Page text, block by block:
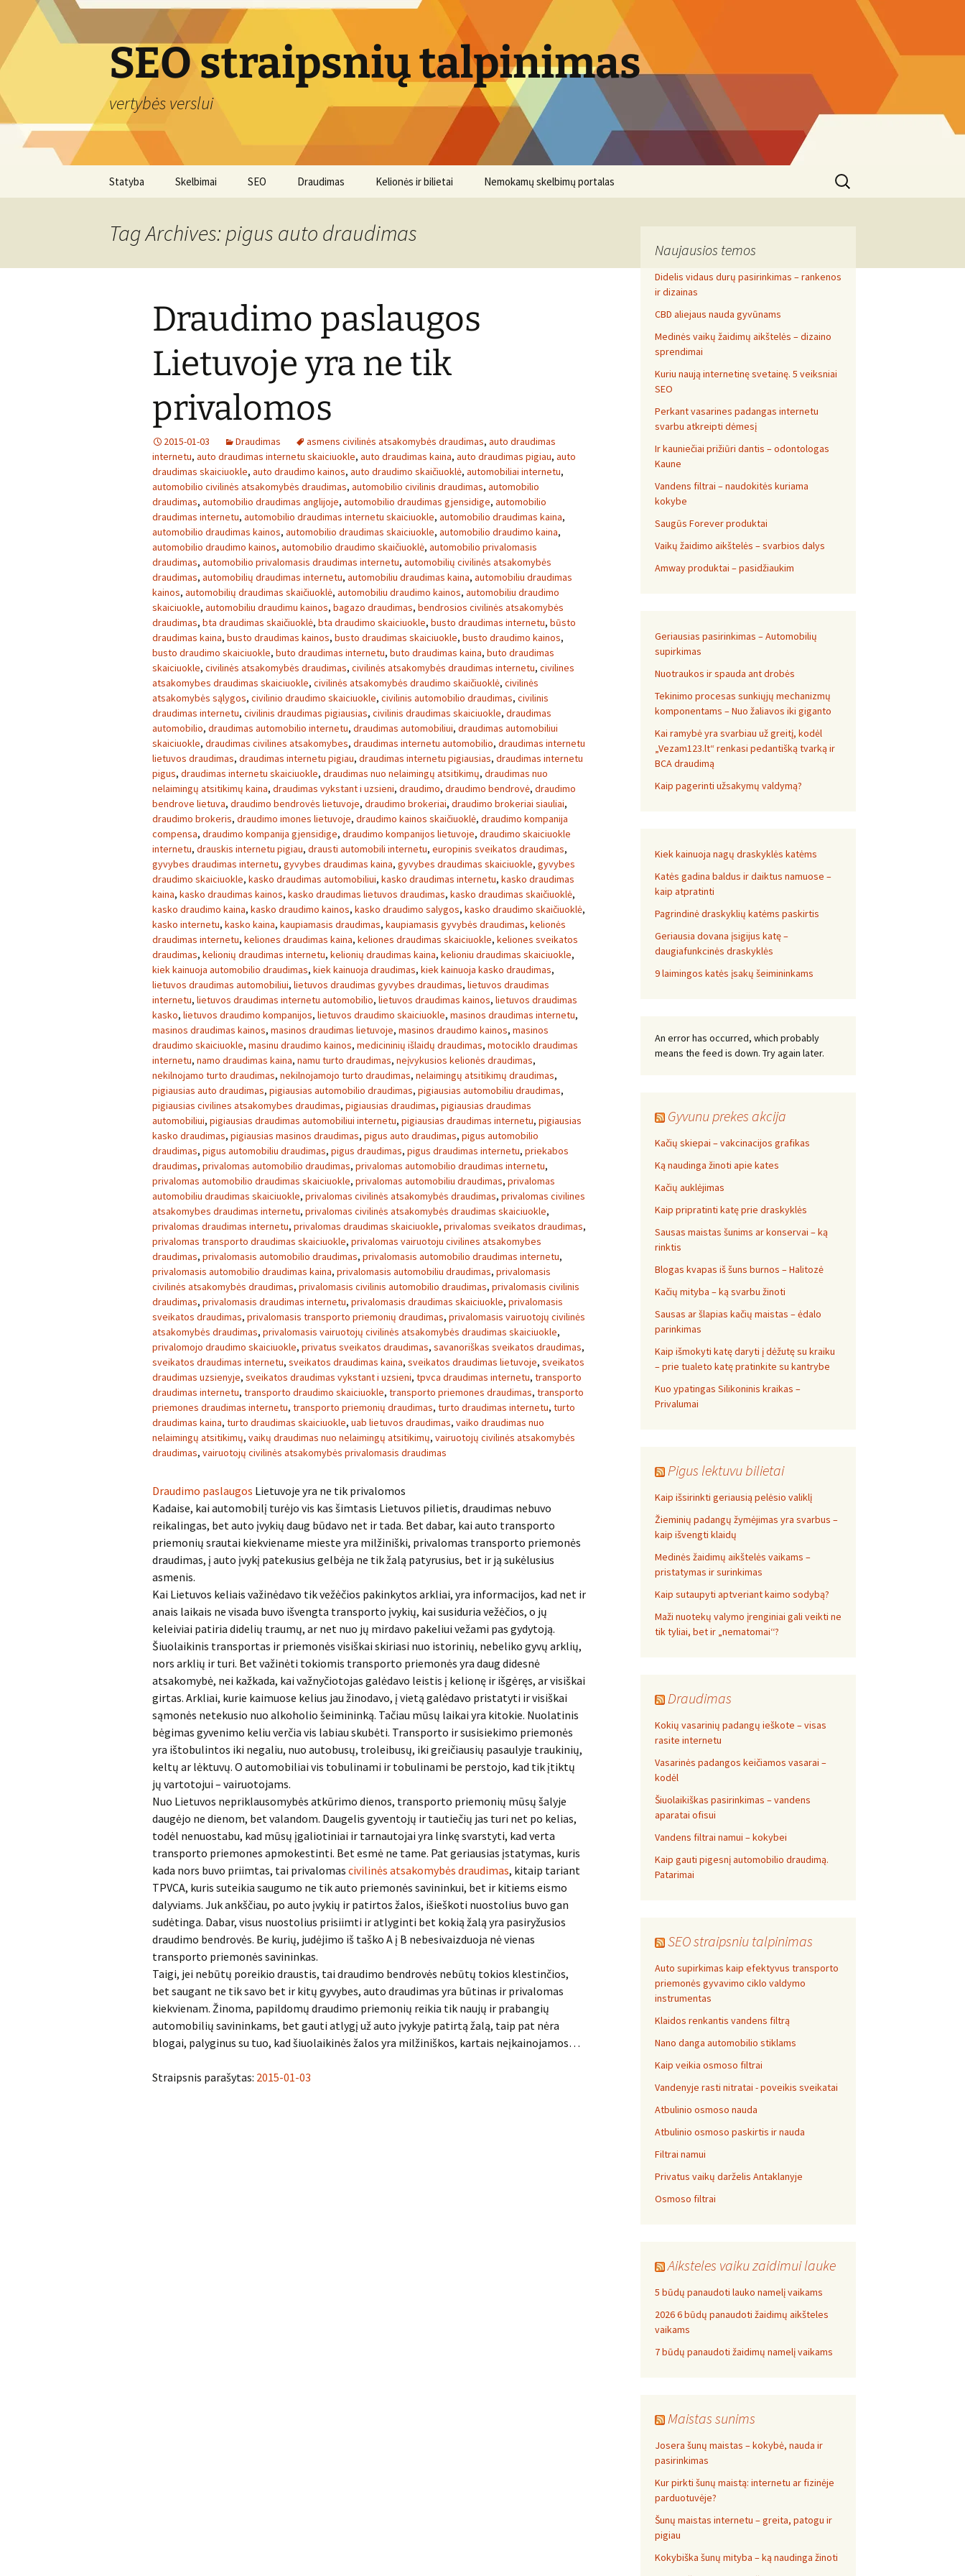
content
SEO straipsnių talpinimas
vertybės verslui
Statyba Skelbimai SEO Draudimas Kelionės ir bilietai Nemokamų skelbimų portalas
Search
for:
Tag Archives: pigus auto draudimas
Draudimo paslaugos
Lietuvoje yra ne tik
privalomos
2015-01-03 Draudimas asmens civilinės atsakomybės draudimas, auto draudimas
internetu, auto draudimas internetu skaiciuokle, auto draudimas kaina, auto draudimas pigiau, auto
draudimas skaiciuokle, auto draudimo kainos, auto draudimo skaičiuoklė, automobiliai internetu,
automobilio civilinės atsakomybės draudimas, automobilio civilinis draudimas, automobilio
draudimas, automobilio draudimas anglijoje, automobilio draudimas gjensidige, automobilio
draudimas internetu, automobilio draudimas internetu skaiciuokle, automobilio draudimas kaina,
automobilio draudimas kainos, automobilio draudimas skaiciuokle, automobilio draudimo kaina,
automobilio draudimo kainos, automobilio draudimo skaičiuoklė, automobilio privalomasis
draudimas, automobilio privalomasis draudimas internetu, automobilių civilinės atsakomybės
draudimas, automobilių draudimas internetu, automobiliu draudimas kaina, automobiliu draudimas
kainos, automobilių draudimas skaičiuoklė, automobiliu draudimo kainos, automobiliu draudimo
skaiciuokle, automobiliu draudimu kainos, bagazo draudimas, bendrosios civilinės atsakomybės
draudimas, bta draudimas skaičiuoklė, bta draudimo skaiciuokle, busto draudimas internetu, būsto
draudimas kaina, busto draudimas kainos, busto draudimas skaiciuokle, busto draudimo kainos,
busto draudimo skaiciuokle, buto draudimas internetu, buto draudimas kaina, buto draudimas
skaiciuokle, civilinės atsakomybės draudimas, civilinės atsakomybės draudimas internetu, civilines
atsakomybes draudimas skaiciuokle, civilinės atsakomybės draudimo skaičiuoklė, civilinės
atsakomybės sąlygos, civilinio draudimo skaiciuokle, civilinis automobilio draudimas, civilinis
draudimas internetu, civilinis draudimas pigiausias, civilinis draudimas skaiciuokle, draudimas
automobilio, draudimas automobilio internetu, draudimas automobiliui, draudimas automobiliui
skaiciuokle, draudimas civilines atsakomybes, draudimas internetu automobilio, draudimas internetu
lietuvos draudimas, draudimas internetu pigiau, draudimas internetu pigiausias, draudimas internetu
pigus, draudimas internetu skaiciuokle, draudimas nuo nelaimingų atsitikimų, draudimas nuo
nelaimingų atsitikimų kaina, draudimas vykstant i uzsieni, draudimo, draudimo bendrovė, draudimo
bendrove lietuva, draudimo bendrovės lietuvoje, draudimo brokeriai, draudimo brokeriai siauliai,
draudimo brokeris, draudimo imones lietuvoje, draudimo kainos skaičiuoklė, draudimo kompanija
compensa, draudimo kompanija gjensidige, draudimo kompanijos lietuvoje, draudimo skaiciuokle
internetu, drauskis internetu pigiau, drausti automobili internetu, europinis sveikatos draudimas,
gyvybes draudimas internetu, gyvybes draudimas kaina, gyvybes draudimas skaiciuokle, gyvybes
draudimo skaiciuokle, kasko draudimas automobiliui, kasko draudimas internetu, kasko draudimas
kaina, kasko draudimas kainos, kasko draudimas lietuvos draudimas, kasko draudimas skaičiuoklė,
kasko draudimo kaina, kasko draudimo kainos, kasko draudimo salygos, kasko draudimo skaičiuoklė,
kasko internetu, kasko kaina, kaupiamasis draudimas, kaupiamasis gyvybės draudimas, kelionės
draudimas internetu, keliones draudimas kaina, keliones draudimas skaiciuokle, keliones sveikatos
draudimas, kelionių draudimas internetu, kelionių draudimas kaina, kelioniu draudimas skaiciuokle,
kiek kainuoja automobilio draudimas, kiek kainuoja draudimas, kiek kainuoja kasko draudimas,
lietuvos draudimas automobiliui, lietuvos draudimas gyvybes draudimas, lietuvos draudimas
internetu, lietuvos draudimas internetu automobilio, lietuvos draudimas kainos, lietuvos draudimas
kasko, lietuvos draudimo kompanijos, lietuvos draudimo skaiciuokle, masinos draudimas internetu,
masinos draudimas kainos, masinos draudimas lietuvoje, masinos draudimo kainos, masinos
draudimo skaiciuokle, masinu draudimo kainos, medicininių išlaidų draudimas, motociklo draudimas
internetu, namo draudimas kaina, namu turto draudimas, neįvykusios kelionės draudimas,
nekilnojamo turto draudimas, nekilnojamojo turto draudimas, nelaimingų atsitikimų draudimas,
pigiausias auto draudimas, pigiausias automobilio draudimas, pigiausias automobiliu draudimas,
pigiausias civilines atsakomybes draudimas, pigiausias draudimas, pigiausias draudimas
automobiliui, pigiausias draudimas automobiliui internetu, pigiausias draudimas internetu, pigiausias
kasko draudimas, pigiausias masinos draudimas, pigus auto draudimas, pigus automobilio
draudimas, pigus automobiliu draudimas, pigus draudimas, pigus draudimas internetu, priekabos
draudimas, privalomas automobilio draudimas, privalomas automobilio draudimas internetu,
privalomas automobilio draudimas skaiciuokle, privalomas automobiliu draudimas, privalomas
automobiliu draudimas skaiciuokle, privalomas civilinės atsakomybės draudimas, privalomas civilines
atsakomybes draudimas internetu, privalomas civilinės atsakomybės draudimas skaiciuokle,
privalomas draudimas internetu, privalomas draudimas skaiciuokle, privalomas sveikatos draudimas,
privalomas transporto draudimas skaiciuokle, privalomas vairuotoju civilines atsakomybes
draudimas, privalomasis automobilio draudimas, privalomasis automobilio draudimas internetu,
privalomasis automobilio draudimas kaina, privalomasis automobiliu draudimas, privalomasis
civilinės atsakomybės draudimas, privalomasis civilinis automobilio draudimas, privalomasis civilinis
draudimas, privalomasis draudimas internetu, privalomasis draudimas skaiciuokle, privalomasis
sveikatos draudimas, privalomasis transporto priemonių draudimas, privalomasis vairuotojų civilinės
atsakomybės draudimas, privalomasis vairuotojų civilinės atsakomybės draudimas skaiciuokle,
privalomojo draudimo skaiciuokle, privatus sveikatos draudimas, savanoriškas sveikatos draudimas,
sveikatos draudimas internetu, sveikatos draudimas kaina, sveikatos draudimas lietuvoje, sveikatos
draudimas uzsienyje, sveikatos draudimas vykstant i uzsieni, tpvca draudimas internetu, transporto
draudimas internetu, transporto draudimo skaiciuokle, transporto priemones draudimas, transporto
priemones draudimas internetu, transporto priemonių draudimas, turto draudimas internetu, turto
draudimas kaina, turto draudimas skaiciuokle, uab lietuvos draudimas, vaiko draudimas nuo
nelaimingų atsitikimų, vaikų draudimas nuo nelaimingų atsitikimų, vairuotojų civilinės atsakomybės
draudimas, vairuotojų civilinės atsakomybės privalomasis draudimas
Draudimo paslaugos Lietuvoje yra ne tik privalomos
Kadaise, kai automobilį turėjo vis kas šimtasis Lietuvos pilietis, draudimas nebuvo
reikalingas, bet auto įvykių daug būdavo net ir tada. Bet dabar, kai auto transporto
priemonių srautai kiekviename mieste yra milžiniški, privalomas transporto priemonės
draudimas, į auto įvykį patekusius gelbėja ne tik žalą patyrusius, bet ir ją sukėlusius
asmenis.
Kai Lietuvos keliais važinėdavo tik vežėčios pakinkytos arkliai, yra informacijos, kad net ir
anais laikais ne visada buvo išvengta transporto įvykių, kai susiduria vežėčios, o jų
keleiviai patiria didelių traumų, ar net nuo jų mirdavo pakeliui vežami pas gydytoją.
Šiuolaikinis transportas ir priemonės visiškai skiriasi nuo istorinių, nebeliko gyvų arklių,
nors arklių ir turi. Bet važinėti tokiomis transporto priemonės yra daug didesnė
atsakomybė, nei kažkada, kai važnyčiotojas galėdavo leistis į kelionę ir išgėręs, ar visiškai
girtas. Arkliai, kurie kaimuose kelius jau žinodavo, į vietą galėdavo pristatyti ir visiškai
sąmonės netekusio nuo alkoholio šeimininką. Tačiau mūsų laikai yra kitokie. Nuolatinis
bėgimas gyvenimo keliu verčia vis labiau skubėti. Transporto ir susisiekimo priemonės
yra ištobulintos iki negaliu, nuo autobusų, troleibusų, iki greičiausių pasaulyje traukinių,
keltų ar lėktuvų. O automobiliai vis tobulinami ir tobulinami be perstojo, kad tik įtiktų
jų vartotojui – vairuotojams.
Nuo Lietuvos nepriklausomybės atkūrimo dienos, transporto priemonių mūsų šalyje
daugėjo ne dienom, bet valandom. Daugelis gyventojų ir tautiečių jas turi net po kelias,
todėl nenuostabu, kad mūsų įgaliotiniai ir tarnautojai yra linkę svarstyti, kad verta
transporto priemones apmokestinti. Bet esmė ne tame. Pat geriausias įstatymas, kuris
kada nors buvo priimtas, tai privalomas civilinės atsakomybės draudimas, kitaip tariant
TPVCA, kuris suteikia saugumo ne tik auto priemonės savininkui, bet ir kitiems eismo
dalyviams. Juk ankščiau, po auto įvykių ir patirtos žalos, išieškoti nuostolius buvo gan
sudėtinga. Dabar, visus nuostolius prisiimti ir atlyginti bet kokią žalą yra pasiryžusios
draudimo bendrovės. Be kurių, judėjimo iš taško A į B nebesivaizduoja nė vienas
transporto priemonės savininkas.
Taigi, jei nebūtų poreikio draustis, tai draudimo bendrovės nebūtų tokios klestinčios,
bet saugant ne tik savo bet ir kitų gyvybes, auto draudimas yra būtinas ir privalomas
kiekvienam. Žinoma, papildomų draudimo priemonių reikia tik naujų ir prabangių
automobilių savininkams, bet gauti atlygį už auto įvykyje patirtą žalą, taip pat nėra
blogai, palyginus su tuo, kad šiuolaikinės žalos yra milžiniškos, kartais neįkainojamos…
Straipsnis parašytas: 2015-01-03
Naujausios temos
Didelis vidaus durų pasirinkimas – rankenos
ir dizainas
CBD aliejaus nauda gyvūnams
Medinės vaikų žaidimų aikštelės – dizaino
sprendimai
Kuriu naują internetinę svetainę. 5 veiksniai
SEO
Perkant vasarines padangas internetu
svarbu atkreipti dėmesį
Ir kauniečiai prižiūri dantis – odontologas
Kaune
Vandens filtrai – naudokitės kuriama
kokybe
Saugūs Forever produktai
Vaikų žaidimo aikštelės – svarbios dalys
Amway produktai – pasidžiaukim
Geriausias pasirinkimas – Automobilių
supirkimas
Nuotraukos ir spauda ant drobės
Tekinimo procesas sunkiųjų mechanizmų
komponentams – Nuo žaliavos iki giganto
Kai ramybė yra svarbiau už greitį, kodėl
„Vezam123.lt“ renkasi pedantišką tvarką ir
BCA draudimą
Kaip pagerinti užsakymų valdymą?
Kiek kainuoja nagų draskyklės katėms
Katės gadina baldus ir daiktus namuose –
kaip atpratinti
Pagrindinė draskyklių katėms paskirtis
Geriausia dovana įsigijus katę –
daugiafunkcinės draskyklės
9 laimingos katės įsakų šeimininkams
An error has occurred, which probably
means the feed is down. Try again later.
Gyvunu prekes akcija
Kačių skiepai – vakcinacijos grafikas
Ką naudinga žinoti apie kates
Kačių auklėjimas
Kaip pripratinti katę prie draskyklės
Sausas maistas šunims ar konservai – ką
rinktis
Blogas kvapas iš šuns burnos – Halitozė
Kačių mityba – ką svarbu žinoti
Sausas ar šlapias kačių maistas – ėdalo
parinkimas
Kaip išmokyti katę daryti į dėžutę su kraiku
– prie tualeto katę pratinkite su kantrybe
Kuo ypatingas Silikoninis kraikas –
Privalumai
Pigus lektuvu bilietai
Kaip išsirinkti geriausią pelėsio valiklį
Žieminių padangų žymėjimas yra svarbus –
kaip išvengti klaidų
Medinės žaidimų aikštelės vaikams –
pristatymas ir surinkimas
Kaip sutaupyti aptveriant kaimo sodybą?
Maži nuotekų valymo įrenginiai gali veikti ne
tik tyliai, bet ir „nematomai‘‘?
Draudimas
Kokių vasarinių padangų ieškote – visas
rasite internetu
Vasarinės padangos keičiamos vasarai –
kodėl
Šiuolaikiškas pasirinkimas – vandens
aparatai ofisui
Vandens filtrai namui – kokybei
Kaip gauti pigesnį automobilio draudimą.
Patarimai
SEO straipsniu talpinimas
Auto supirkimas kaip efektyvus transporto
priemonės gyvavimo ciklo valdymo
instrumentas
Klaidos renkantis vandens filtrą
Nano danga automobilio stiklams
Kaip veikia osmoso filtrai
Vandenyje rasti nitratai - poveikis sveikatai
Atbulinio osmoso nauda
Atbulinio osmoso paskirtis ir nauda
Filtrai namui
Privatus vaikų darželis Antaklanyje
Osmoso filtrai
Aiksteles vaiku zaidimui lauke
5 būdų panaudoti lauko namelį vaikams
2026 6 būdų panaudoti žaidimų aikšteles
vaikams
7 būdų panaudoti žaidimų namelį vaikams
Maistas sunims
Josera šunų maistas – kokybė, nauda ir
pasirinkimas
Kur pirkti šunų maistą: internetu ar fizinėje
parduotuvėje?
Šunų maistas internetu – greita, patogu ir
pigiau
Kokybiška šunų mityba – ką naudinga žinoti